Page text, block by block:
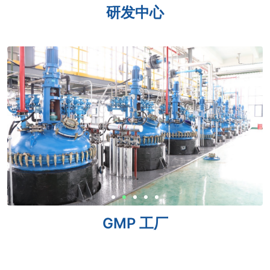
研发中心
GMP 工厂